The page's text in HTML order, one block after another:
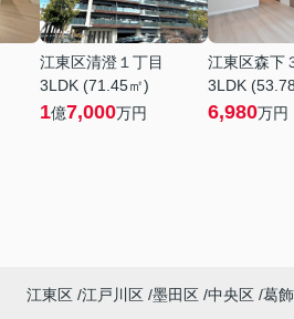
江東区清澄１丁目
3LDK (71.45㎡)
1億7,000万円
江東区森下
3LDK
6,980万円
江東区 江戸川区 墨田区 中央区 葛